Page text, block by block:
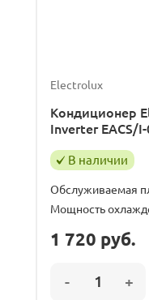
Electrolux
Кондиционер
Inverter EACS/
В наличии
Обслуживаемая
Мощность
1 720 руб.